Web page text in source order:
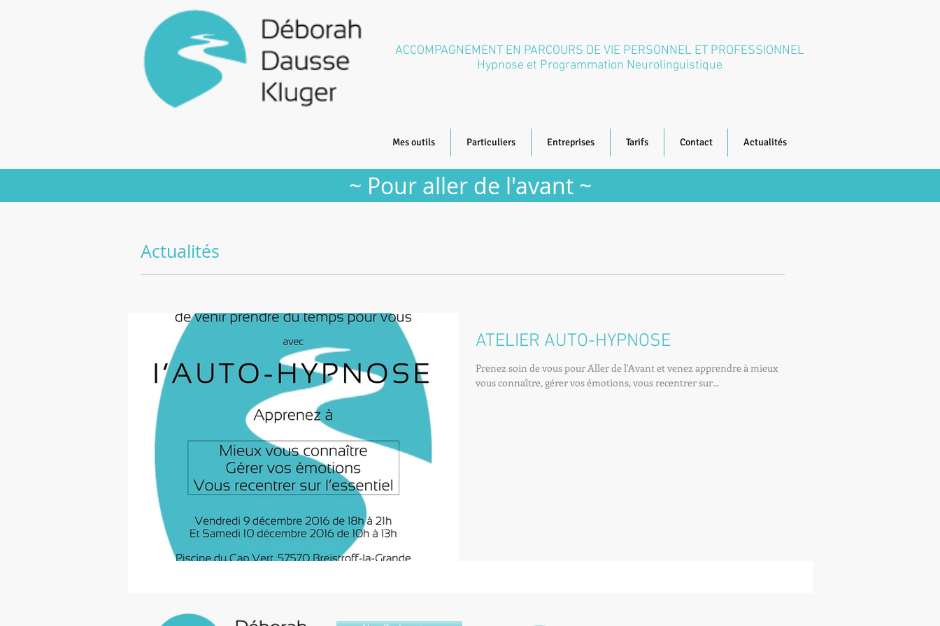
ACCOMPAGNEMENT EN PARCOURS DE VIE PERSONNEL ET PROFESSIONNEL
Hypnose et Programmation Neurolinguistique
Mes outils Particuliers Entreprises Tarifs Contact Actualités
~ Pour aller de l'avant ~
Actualités
ATELIER AUTO-HYPNOSE
Prenez soin de vous pour Aller de l'Avant et venez apprendre à mieux
vous connaître, gérer vos émotions, vous recentrer sur...